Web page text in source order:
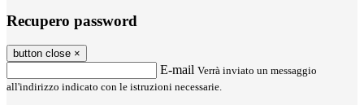
Recupero password
button close ×
E-mail Verrà inviato un messaggio
all'indirizzo indicato con le istruzioni necessarie.